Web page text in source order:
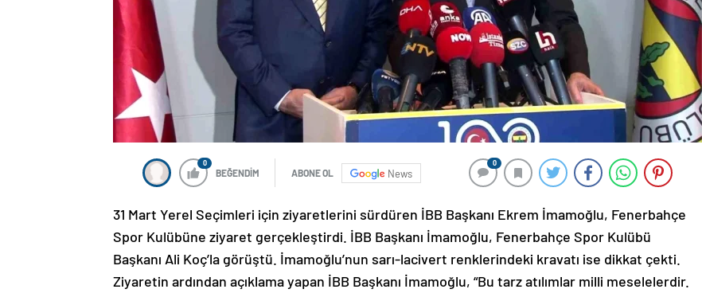
0
BEĞENDİM ABONE OL News
0
31 Mart Yerel Seçimleri için ziyaretlerini sürdüren İBB Başkanı Ekrem İmamoğlu, Fenerbahçe
Spor Kulübüne ziyaret gerçekleştirdi. İBB Başkanı İmamoğlu, Fenerbahçe Spor Kulübü
Başkanı Ali Koç’la görüştü. İmamoğlu’nun sarı-lacivert renklerindeki kravatı ise dikkat çekti.
Ziyaretin ardından açıklama yapan İBB Başkanı İmamoğlu, “Bu tarz atılımlar milli meselelerdir.